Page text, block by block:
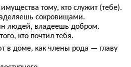
тому, кто служит (тебе).
сокровищами.
людей, владеешь добром.
кто почтил тебя.
в доме, как члены рода — главу